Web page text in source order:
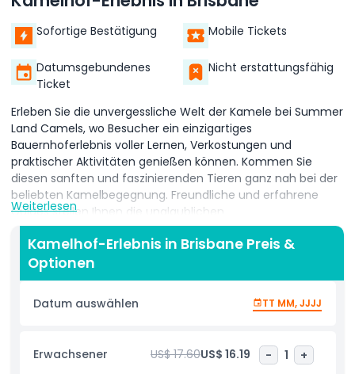
Sofortige Bestätigung Mobile Tickets
Datumsgebundenes
Ticket
Nicht erstattungsfähig
Erleben Sie die unvergessliche Welt der Kamele bei Summer
Land Camels, wo Besucher ein einzigartiges
Bauernhoferlebnis voller Lernen, Verkostungen und
praktischer Aktivitäten genießen können. Kommen Sie
diesen sanften und faszinierenden Tieren ganz nah bei der
beliebten Kamelbegegnung. Freundliche und erfahrene
Guides stellen Ihnen die unglaublichen
Überlebensfähigkeiten, die einzigartige Anatomie und das
tägliche Leben der Kamele vor, was diese Aktivität zu einem
unterhaltsamen und lehrreichen Erlebnis für alle
Altersgruppen macht. Für einen tieferen Einblick in das
Leben auf dem Bauernhof nehmen Sie an der Farmtour
und Verkostung teil. Entdecken Sie die inspirierende
die Kamele gepflegt werden, und genießen Sie die
Verkostung einer Reihe preisgekrönter Kamelmilchprodukte,
Weiterlesen
Kamelhof-Erlebnis in Brisbane Preis &
Optionen
Datum auswählen TT MM, JJJJ
Erwachsener US$ 17.60US$ 16.19 - 1 +